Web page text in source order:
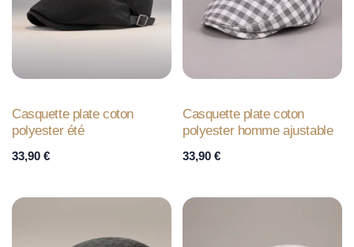
Casquette plate coton
polyester été
33,90 €
Casquette plate coton
polyester homme ajustable
33,90 €